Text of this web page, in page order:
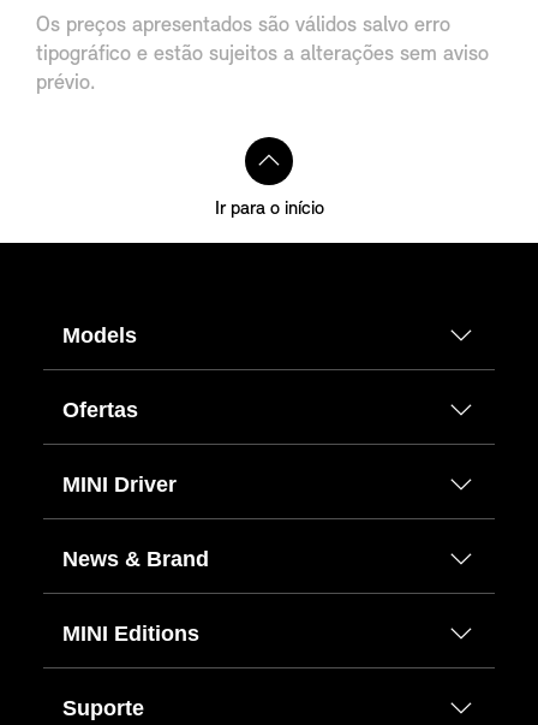
Os preços apresentados são válidos salvo erro
tipográfico e estão sujeitos a alterações sem aviso
prévio.
Ir para o início
Models
Ofertas
MINI Driver
News & Brand
MINI Editions
Suporte